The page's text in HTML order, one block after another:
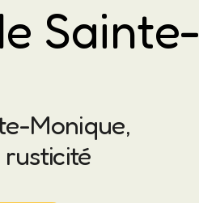
Sainte-
Monique,